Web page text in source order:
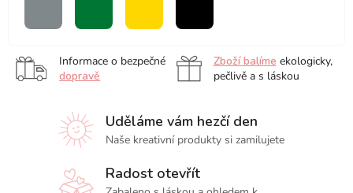
Informace o bezpečné
dopravě
Zboží balíme ekologicky,
pečlivě a s láskou
Uděláme vám hezčí den
Naše kreativní produkty si zamilujete
Radost otevřít